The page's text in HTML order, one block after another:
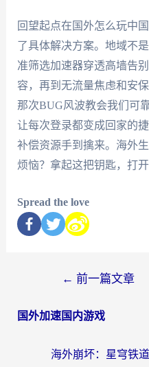
回望起点在国外怎么玩中
了具体解决方案。地域不
准筛选加速器穿透高墙告
容，再到无流量焦虑和安
那次BUG风波教会我们可
让每次登录都变成回家的
补偿资源手到擒来。海外
烦恼？拿起这把钥匙，打开
Spread the love
← 前一篇文章
国外加速国内游戏